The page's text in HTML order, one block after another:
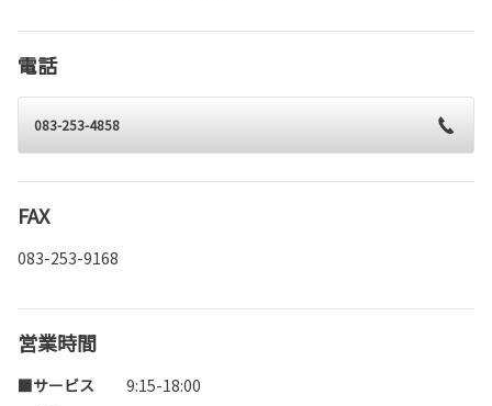
電話
083-253-4858
FAX
083-253-9168
営業時間
■サービス
9:15-18:00